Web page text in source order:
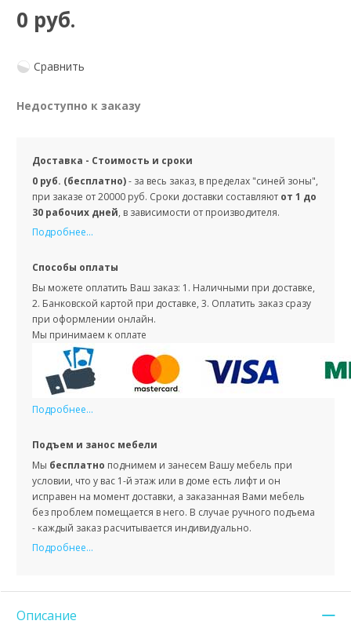
0 руб.
Сравнить
Недоступно к заказу
Доставка - Стоимость и сроки
0 руб. (бесплатно)- за весь заказ, в пределах "синей зоны",
при заказе от 20000 руб. Сроки доставки составляют от 1 до
30 рабочих дней, в зависимости от производителя.
Подробнее...
Способы оплаты
Вы можете оплатить Ваш заказ: 1. Наличными при доставке,
2. Банковской картой при доставке, 3. Оплатить заказ сразу
при оформлении онлайн.
Мы принимаем к оплате
Подробнее...
Подъем и занос мебели
Мы бесплатно поднимем и занесем Вашу мебель при
условии, что у вас 1-й этаж или в доме есть лифт и он
исправен на момент доставки, а заказанная Вами мебель
без проблем помещается в него. В случае ручного подъема
- каждый заказ расчитывается индивидуально.
Подробнее...
Описание